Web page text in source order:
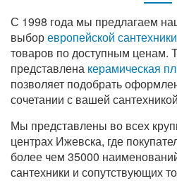
С 1998 года мы предлагаем
выборевропейской сантехники
товаров по доступным ценам.
представлена керамическая
позволяет подобрать
сочетании с вашей
Мы представлены во всех
центрах Ижевска, где
более чем 35000
сантехники и сопутствующих